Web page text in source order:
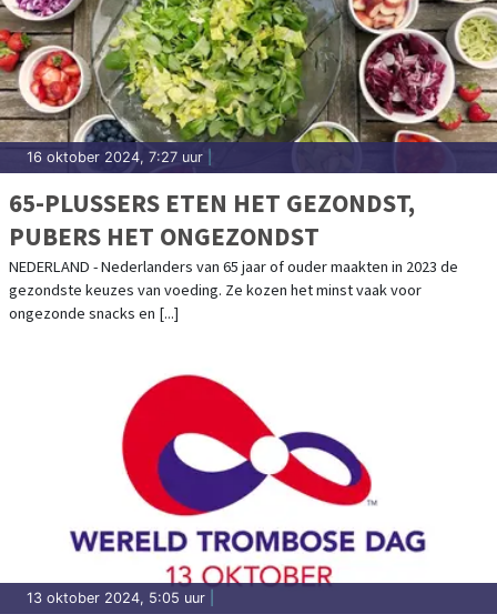
16 oktober 2024, 7:27 uur
65-PLUSSERS ETEN HET GEZONDST,
PUBERS HET ONGEZONDST
NEDERLAND - Nederlanders van 65 jaar of ouder maakten in 2023 de
gezondste keuzes van voeding. Ze kozen het minst vaak voor
ongezonde snacks en [...]
13 oktober 2024, 5:05 uur